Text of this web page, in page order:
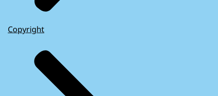
Copyright